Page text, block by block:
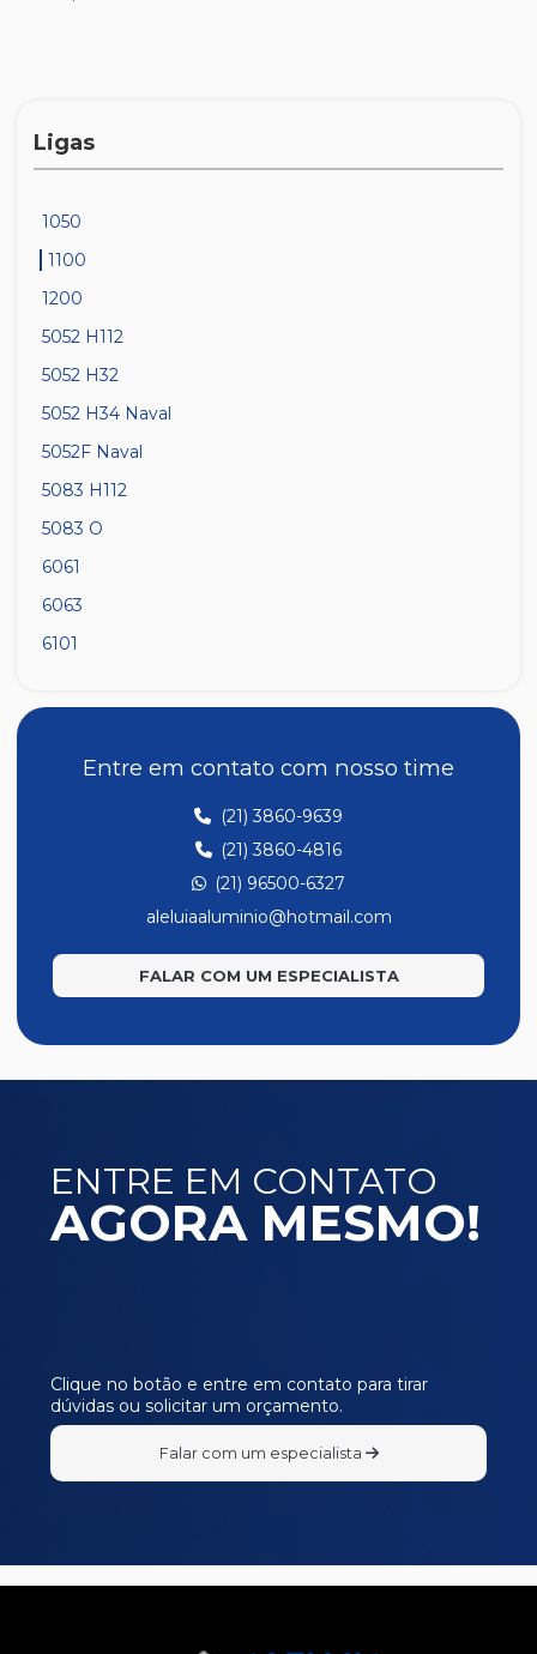
Ligas
1050
1100
1200
5052 H112
5052 H32
5052 H34 Naval
5052F Naval
5083 H112
5083 O
6061
6063
6101
Entre em contato com nosso time
(21) 3860-9639
(21) 3860-4816
(21) 96500-6327
aleluiaaluminio@hotmail.com
FALAR COM UM ESPECIALISTA
ENTRE EM CONTATO
AGORA MESMO!
Clique no botão e entre em contato para tirar
dúvidas ou solicitar um orçamento.
Falar com um especialista